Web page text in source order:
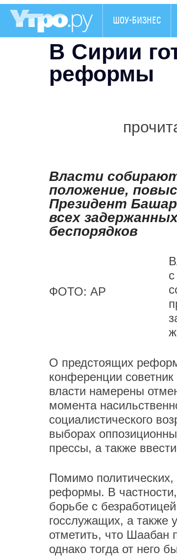
ШОУ-БИЗНЕС
В Сирии
реформы
Власти
положение,
Президент
всех
беспорядков
ФОТО: AP
О предстоящих
конференции
власти намерены
момента
социалистического
выборах
прессы, а также
Помимо
реформы. В
борьбе с
госслужащих, а также
отметить, что Шаабан
однако тогда от него